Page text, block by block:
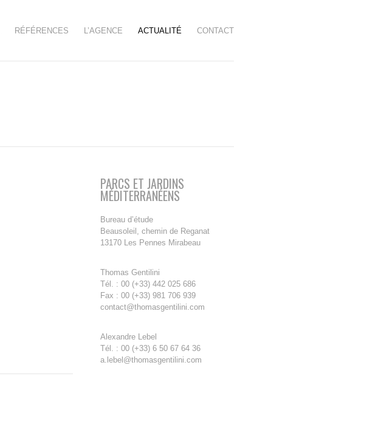
RÉFÉRENCES L’AGENCE ACTUALITÉ CONTACT
PARCS ET JARDINS
MÉDITERRANÉENS
Bureau d’étude
Beausoleil, chemin de Reganat
13170 Les Pennes Mirabeau
Thomas Gentilini
Tél. : 00 (+33) 442 025 686
Fax : 00 (+33) 981 706 939
contact@thomasgentilini.com
Alexandre Lebel
Tél. : 00 (+33) 6 50 67 64 36
a.lebel@thomasgentilini.com